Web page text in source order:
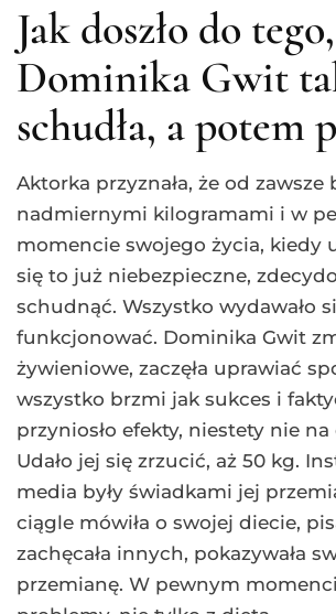
Jak doszło do
Dominika Gwit
schudła, a potem
Aktorka przyznała, że od zawsze
nadmiernymi kilogramami i w
momencie swojego życia, kiedy
się to już niebezpieczne,
schudnąć. Wszystko wydawało
funkcjonować. Dominika Gwit
żywieniowe, zaczęła uprawiać
wszystko brzmi jak sukces i
przyniosło efekty, niestety nie na
Udało jej się zrzucić, aż 50 kg.
media były świadkami jej
ciągle mówiła o swojej diecie,
zachęcała innych, pokazywała
przemianę. W pewnym